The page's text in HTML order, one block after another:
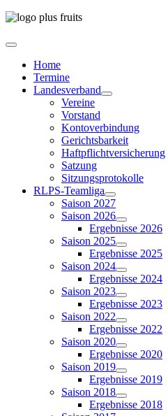
Home
Termine
Landesverband
Vereine
Vorstand
Kontoverbindung
Gerichtsbarkeit
Haftpflichtversicherung
Satzung
Sitzungsprotokolle
RLPS-Teamliga
Saison 2027
Saison 2026
Ergebnisse 2026
Saison 2025
Ergebnisse 2025
Saison 2024
Ergebnisse 2024
Saison 2023
Ergebnisse 2023
Saison 2022
Ergebnisse 2022
Saison 2020
Ergebnisse 2020
Saison 2019
Ergebnisse 2019
Saison 2018
Ergebnisse 2018